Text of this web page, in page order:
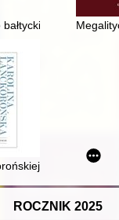
w
wkład do
ROCZNIK 2025